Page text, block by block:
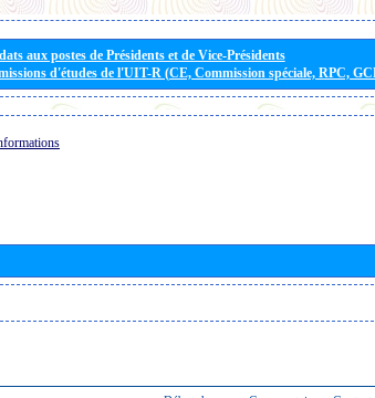
aux postes de Présidents et de Vice-Présidents
d'études de l'UIT-R (CE, Commission spéciale, RPC,